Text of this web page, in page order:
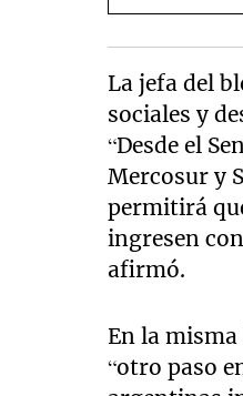
La jefa del
sociales y
“Desde el
Mercosur y
permitirá
ingresen
afirmó.
En la
“otro paso